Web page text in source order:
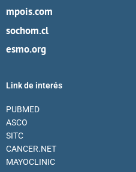
mpois.com
sochom.cl
esmo.org
Link de interés
PUBMED
ASCO
SITC
CANCER.NET
MAYOCLINIC